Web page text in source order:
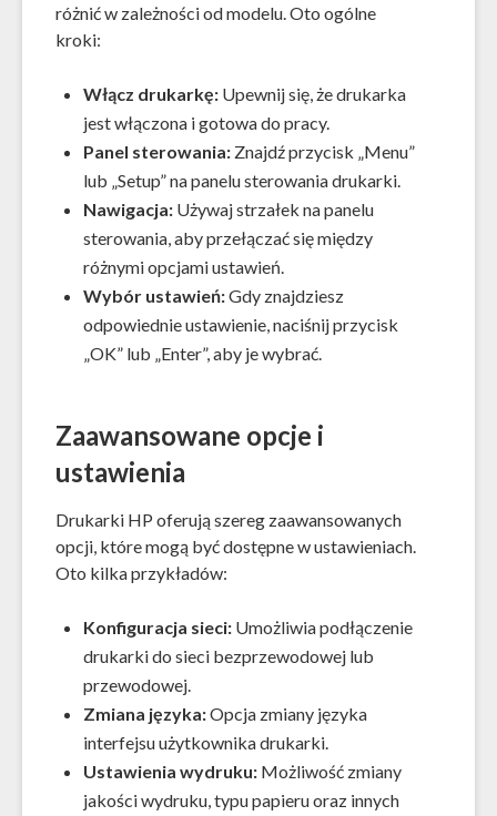
różnić w zależności od modelu. Oto ogólne
kroki:
Włącz drukarkę: Upewnij się, że drukarka
jest włączona i gotowa do pracy.
Panel sterowania: Znajdź przycisk „Menu”
lub „Setup” na panelu sterowania drukarki.
Nawigacja: Używaj strzałek na panelu
sterowania, aby przełączać się między
różnymi opcjami ustawień.
Wybór ustawień:Gdy znajdziesz
odpowiednie ustawienie, naciśnij przycisk
„OK” lub „Enter”, aby je wybrać.
Zaawansowane opcje i
ustawienia
Drukarki HP oferują szereg zaawansowanych
opcji, które mogą być dostępne w ustawieniach.
Oto kilka przykładów:
Konfiguracja sieci: Umożliwia podłączenie
drukarki do sieci bezprzewodowej lub
przewodowej.
Zmiana języka:Opcja zmiany języka
interfejsu użytkownika drukarki.
Ustawienia wydruku: Możliwość zmiany
jakości wydruku, typu papieru oraz innych